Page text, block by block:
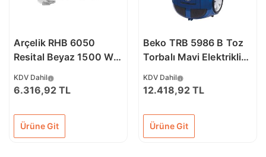
Arçelik RHB 6050
Resital Beyaz 1500 W
KDV Dahil
6.316,92 TL
Ürüne Git
Beko TRB 5986 B Toz
Torbalı Mavi Elektrikli
KDV Dahil
12.418,92 TL
Ürüne Git